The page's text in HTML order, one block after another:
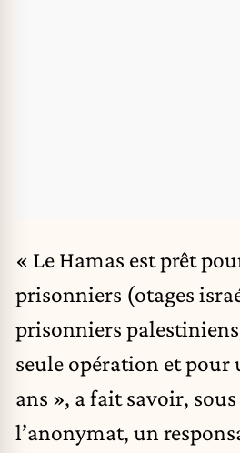
« Le Hamas est prêt
prisonniers (otages
prisonniers
seule opération et pour
ans », a fait savoir,
l’anonymat, un